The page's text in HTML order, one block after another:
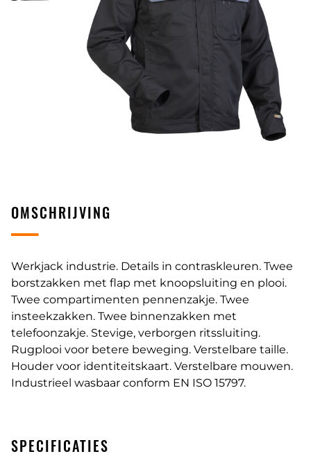
OMSCHRIJVING
Werkjack industrie. Details in contraskleuren. Twee
borstzakken met flap met knoopsluiting en plooi.
Twee compartimenten pennenzakje. Twee
insteekzakken. Twee binnenzakken met
telefoonzakje. Stevige, verborgen ritssluiting.
Rugplooi voor betere beweging. Verstelbare taille.
Houder voor identiteitskaart. Verstelbare mouwen.
Industrieel wasbaar conform EN ISO 15797.
SPECIFICATIES